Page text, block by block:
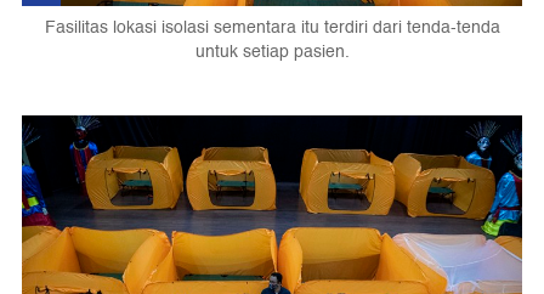
Fasilitas lokasi isolasi sementara itu terdiri dari tenda-tenda
untuk setiap pasien.